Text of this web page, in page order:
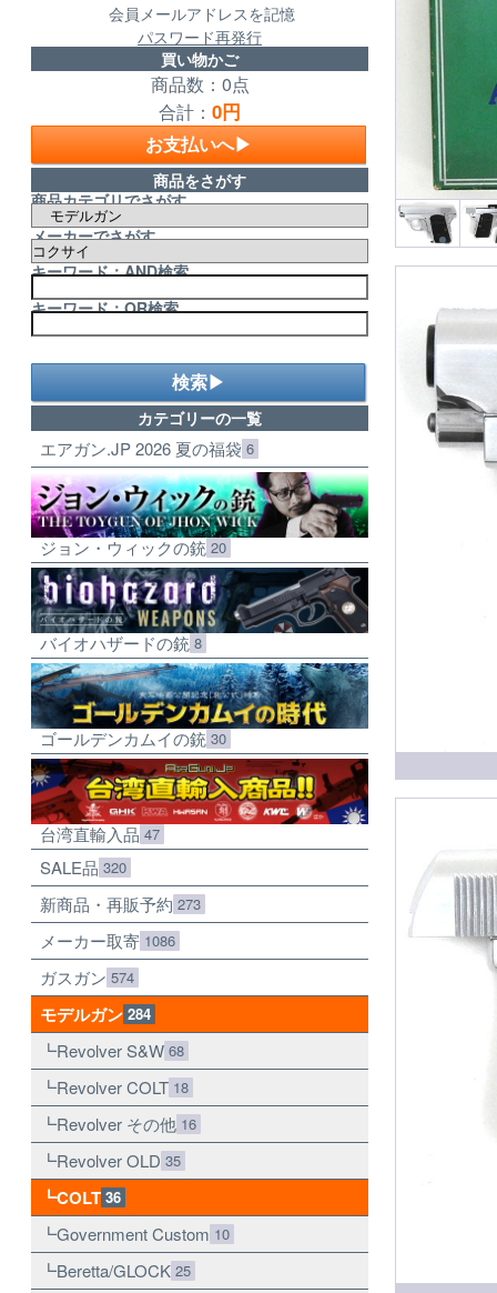
会員メールアドレスを記憶
パスワード再発行
買い物かご
商品数：0点
合計： 0円
お支払いへ▶
商品をさがす
商品カテゴリでさがす
メーカーでさがす
キーワード：AND検索
キーワード：OR検索
検索▶
カテゴリーの一覧
エアガン.JP 2026 夏の福袋 6
ジョン・ウィックの銃 20
バイオハザードの銃 8
ゴールデンカムイの銃 30
台湾直輸入品 47
SALE品 320
新商品・再販予約 273
メーカー取寄 1086
ガスガン 574
モデルガン 284
Revolver S&W 68
Revolver COLT 18
Revolver その他 16
Revolver OLD 35
COLT 36
Government Custom 10
Beretta/GLOCK 25